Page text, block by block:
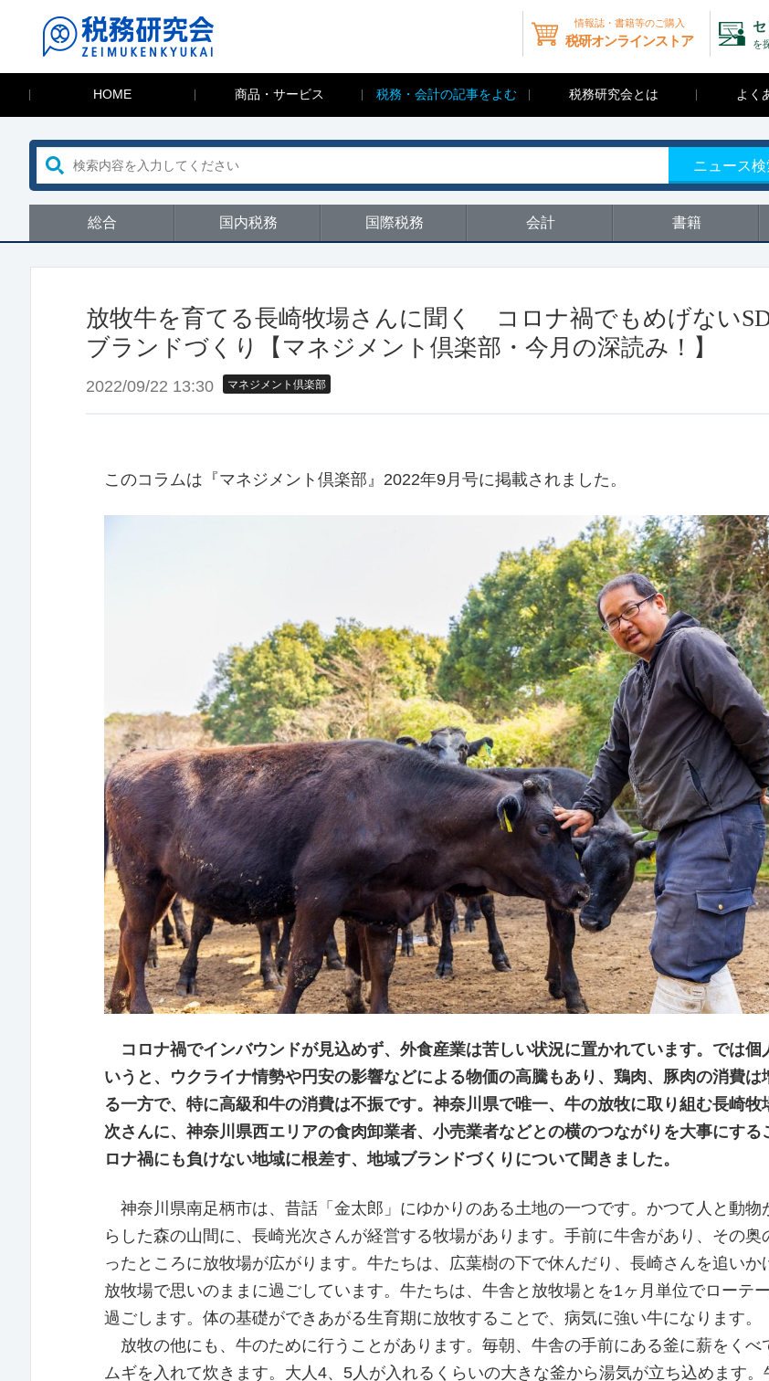
情報誌・書籍等のご購入
税研オンラインストア を
HOME 商品・サービス 税務・会計の記事をよむ 税務研究会とは よく
ニュース検
総合 国内税務 国際税務 会計 書籍
放牧牛を育てる長崎牧場さんに聞く コロナ禍でもめげない
ブランドづくり【マネジメント倶楽部・今月の深読み！】
2022/09/22 13:30 マネジメント倶楽部
このコラムは『マネジメント倶楽部』2022年9月号に掲載されました。
コロナ禍でインバウンドが見込めず、外食産業は苦しい状況に置かれています。では個
いうと、ウクライナ情勢や円安の影響などによる物価の高騰もあり、鶏肉、豚肉の消費は
る一方で、特に高級和牛の消費は不振です。神奈川県で唯一、牛の放牧に取り組む長崎牧
次さんに、神奈川県西エリアの食肉卸業者、小売業者などとの横のつながりを大事にする
ロナ禍にも負けない地域に根差す、地域ブランドづくりについて聞きました。
神奈川県南足柄市は、昔話「金太郎」にゆかりのある土地の一つです。かつて人と動物
らした森の山間に、長崎光次さんが経営する牧場があります。手前に牛舎があり、その奥
ったところに放牧場が広がります。牛たちは、広葉樹の下で休んだり、長崎さんを追いか
放牧場で思いのままに過ごしています。牛たちは、牛舎と放牧場とを1ヶ月単位でローテ
過ごします。体の基礎ができあがる生育期に放牧することで、病気に強い牛になります。
放牧の他にも、牛のために行うことがあります。毎朝、牛舎の手前にある釜に薪をくべ
ムギを入れて炊きます。大人4、5人が入れるくらいの大きな釜から湯気が立ち込めます。